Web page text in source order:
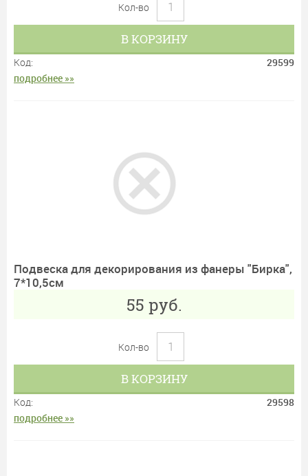
Кол-во
В КОРЗИНУ
Код:
29599
подробнее »»
Подвеска для декорирования из фанеры "Бирка",
7*10,5см
55 руб.
Кол-во
В КОРЗИНУ
Код:
29598
подробнее »»